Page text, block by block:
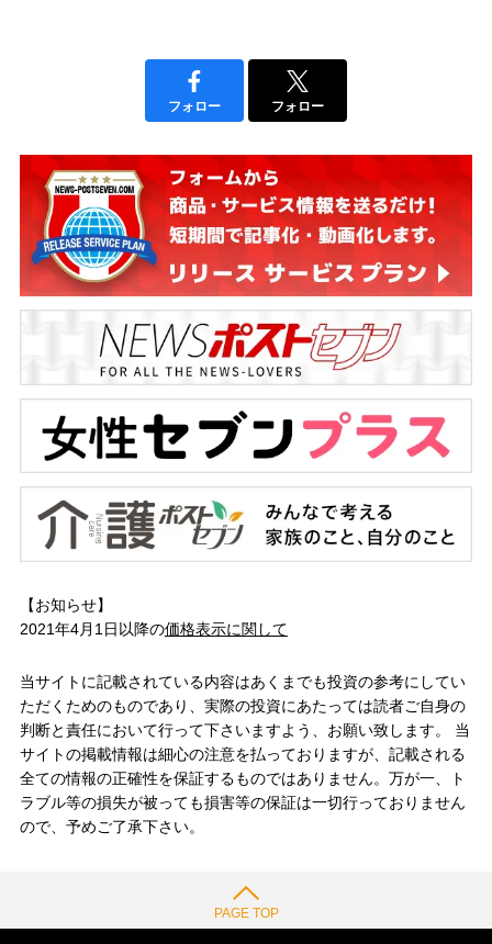
フォロー フォロー
【お知らせ】
2021年4月1日以降の価格表示に関して
当サイトに記載されている内容はあくまでも投資の参考にしてい
ただくためのものであり、実際の投資にあたっては読者ご自身の
判断と責任において行って下さいますよう、お願い致します。 当
サイトの掲載情報は細心の注意を払っておりますが、記載される
全ての情報の正確性を保証するものではありません。万が一、ト
ラブル等の損失が被っても損害等の保証は一切行っておりません
ので、予めご了承下さい。
PAGE TOP